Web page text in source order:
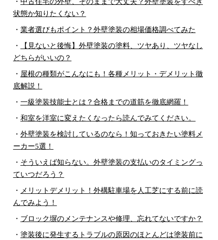
状態か知りたくない？
・ 業者選びもポイント？外壁塗装の相場価格調べてみた
・
【見ないと後悔】外壁塗装の塗料、ツヤあり、ツヤなし
どちらがいいの？
・ 屋根の種類がこんなにも！各種メリット・デメリット徹
底解説！
・ 一級塗装技能士とは？合格までの道筋を徹底網羅！
・ 和室を洋室に変えたくなったら読んでみてください。
・ 外壁塗装を検討しているのなら！知っておきたい塗料メ
ーカー5選！
・ そういえば知らない。外壁塗装の支払いのタイミングっ
ていつだろう？
・ メリットデメリット！外構駐車場を人工芝にする前に読
んでみよう！
・ ブロック塀のメンテナンスや修理、忘れてないですか？
・ 塗装後に発生するトラブルの原因のほとんどは塗装前に